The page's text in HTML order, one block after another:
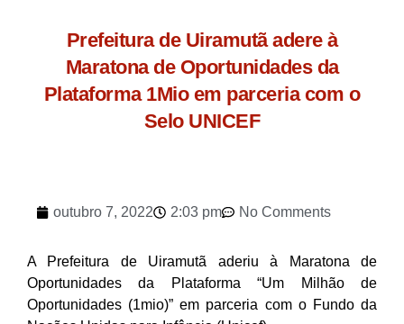
Prefeitura de Uiramutã adere à
Maratona de Oportunidades da
Plataforma 1Mio em parceria com o
Selo UNICEF
outubro 7, 2022 2:03 pm No Comments
A Prefeitura de Uiramutã aderiu à Maratona de
Oportunidades da Plataforma “Um Milhão de
Oportunidades (1mio)” em parceria com o Fundo da